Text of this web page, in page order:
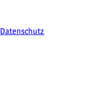
Datenschutz